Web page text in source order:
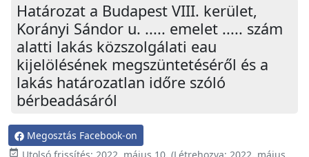
Határozat a Budapest VIII. kerület,
Korányi Sándor u. ..... emelet ..... szám
alatti lakás közszolgálati eau
kijelölésének megszüntetéséről és a
lakás határozatlan időre szóló
bérbeadásáról
Megosztás Facebook-on
event_available